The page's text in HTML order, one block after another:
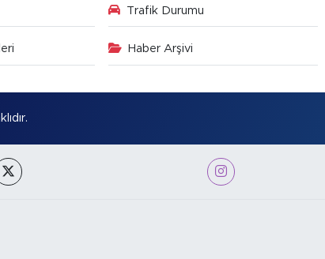
Trafik Durumu
Haber Arşivi